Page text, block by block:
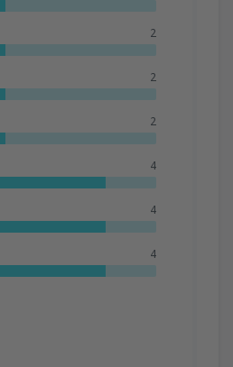
2
2
2
4
4
4